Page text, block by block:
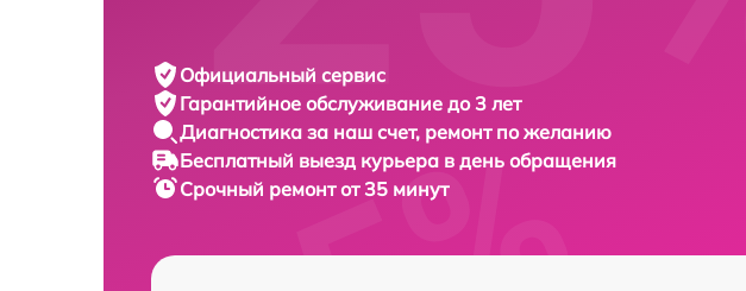
Официальный сервис
Гарантийное обслуживание до 3 лет
Диагностика за наш счет, ремонт по желанию
Бесплатный выезд курьера в день обращения
Срочный ремонтот 35 минут